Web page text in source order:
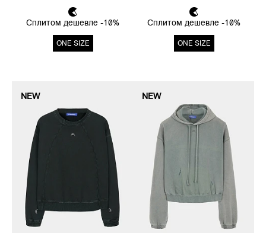
Сплитом дешевле -10%
ONE SIZE
Сплитом дешевле -10%
ONE SIZE
NEW NEW